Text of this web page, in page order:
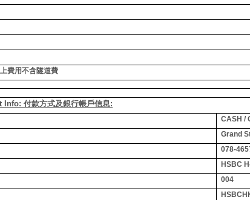
費用不含隧道費
付款方式及銀行帳戶信息:
CASH /
Grand
078-
HSBC
004